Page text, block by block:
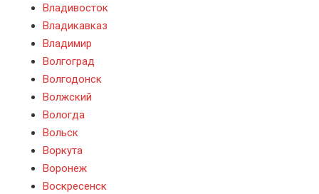
Владивосток
Владикавказ
Владимир
Волгоград
Волгодонск
Волжский
Вологда
Вольск
Воркута
Воронеж
Воскресенск